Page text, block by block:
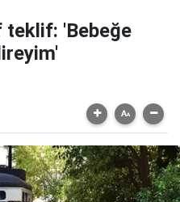
teklif: 'Bebeğe